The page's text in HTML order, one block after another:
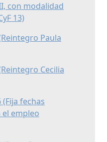
con modalidad
13)
Paula
Cecilia
(Fija fechas
el empleo